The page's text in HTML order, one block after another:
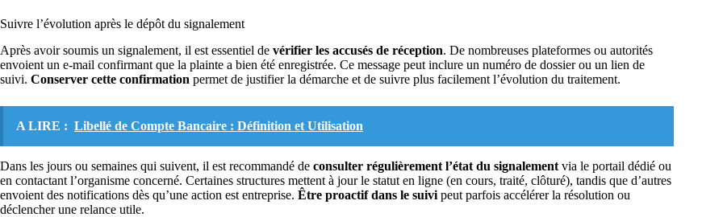
Suivre l’évolution après le dépôt du signalement
Après avoir soumis un signalement, il est essentiel de vérifier les accusés de réception. De nombreuses plateformes ou autorités
envoient un e-mail confirmant que la plainte a bien été enregistrée. Ce message peut inclure un numéro de dossier ou un lien de
suivi. Conserver cette confirmation permet de justifier la démarche et de suivre plus facilement l’évolution du traitement.
A LIRE : Libellé de Compte Bancaire : Définition et Utilisation
Dans les jours ou semaines qui suivent, il est recommandé de consulter régulièrement l’état du signalement via le portail dédié ou
en contactant l’organisme concerné. Certaines structures mettent à jour le statut en ligne (en cours, traité, clôturé), tandis que d’autres
envoient des notifications dès qu’une action est entreprise. Être proactif dans le suivi peut parfois accélérer la résolution ou
déclencher une relance utile.